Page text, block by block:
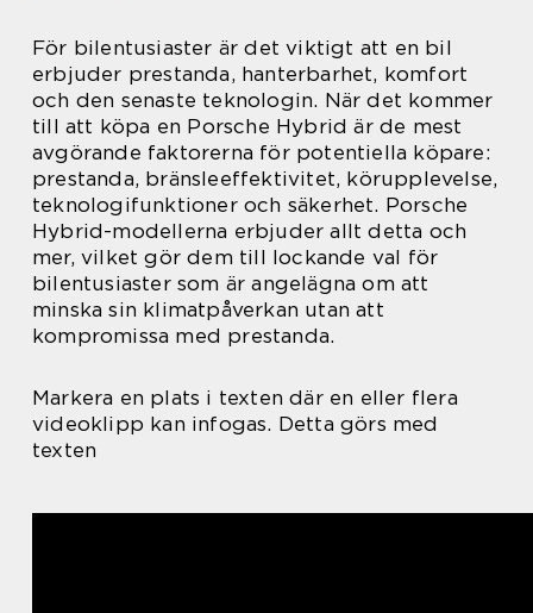
För bilentusiaster är det viktigt att en bil
erbjuder prestanda, hanterbarhet, komfort
och den senaste teknologin. När det kommer
till att köpa en Porsche Hybrid är de mest
avgörande faktorerna för potentiella köpare:
prestanda, bränsleeffektivitet, körupplevelse,
teknologifunktioner och säkerhet. Porsche
Hybrid-modellerna erbjuder allt detta och
mer, vilket gör dem till lockande val för
bilentusiaster som är angelägna om att
minska sin klimatpåverkan utan att
kompromissa med prestanda.
Markera en plats i texten där en eller flera
videoklipp kan infogas. Detta görs med
texten